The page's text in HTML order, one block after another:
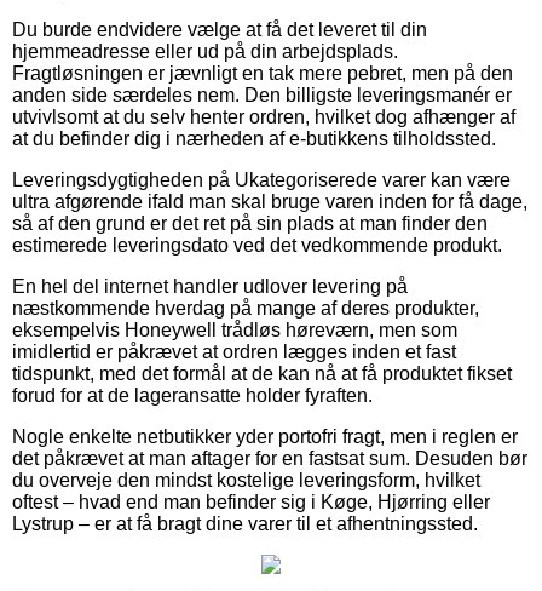
Du burde endvidere vælge at få det leveret til din
hjemmeadresse eller ud på din arbejdsplads.
Fragtløsningen er jævnligt en tak mere pebret, men på den
anden side særdeles nem. Den billigste leveringsmanér er
utvivlsomt at du selv henter ordren, hvilket dog afhænger af
at du befinder dig i nærheden af e-butikkens tilholdssted.
Leveringsdygtigheden på Ukategoriserede varer kan være
ultra afgørende ifald man skal bruge varen inden for få dage,
så af den grund er det ret på sin plads at man finder den
estimerede leveringsdato ved det vedkommende produkt.
En hel del internet handler udlover levering på
næstkommende hverdag på mange af deres produkter,
eksempelvis Honeywell trådløs høreværn, men som
imidlertid er påkrævet at ordren lægges inden et fast
tidspunkt, med det formål at de kan nå at få produktet fikset
forud for at de lageransatte holder fyraften.
Nogle enkelte netbutikker yder portofri fragt, men i reglen er
det påkrævet at man aftager for en fastsat sum. Desuden bør
du overveje den mindst kostelige leveringsform, hvilket
oftest – hvad end man befinder sig i Køge, Hjørring eller
Lystrup – er at få bragt dine varer til et afhentningssted.